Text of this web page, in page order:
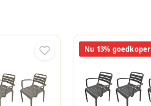
Nu 13% goedkoper